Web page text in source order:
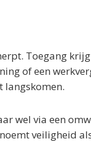
Toegang
of een
langskomen.
wel via een
veiligheid